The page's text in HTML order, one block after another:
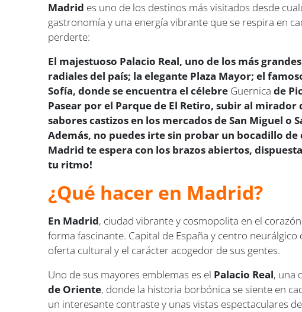
Madrid es uno de los destinos más visitados desde
gastronomía y una energía vibrante que se respira en
perderte:
El majestuoso Palacio Real, uno de los más
radiales del país; la elegante Plaza Mayor; el
Sofía, donde se encuentra el célebre Guernica de
Pasear por el Parque de El Retiro, subir al
sabores castizos en los mercados de San Miguel
Además, no puedes irte sin probar un bocadillo
Madrid te espera con los brazos abiertos,
tu ritmo!
¿Qué hacer en Madrid?
En Madrid, ciudad vibrante y cosmopolita en el
forma fascinante. Capital de España y centro
oferta cultural y el carácter acogedor de sus gentes.
Uno de sus mayores emblemas es el Palacio Real, una
de Oriente, donde la historia borbónica se siente en
un interesante contraste y unas vistas espectaculares